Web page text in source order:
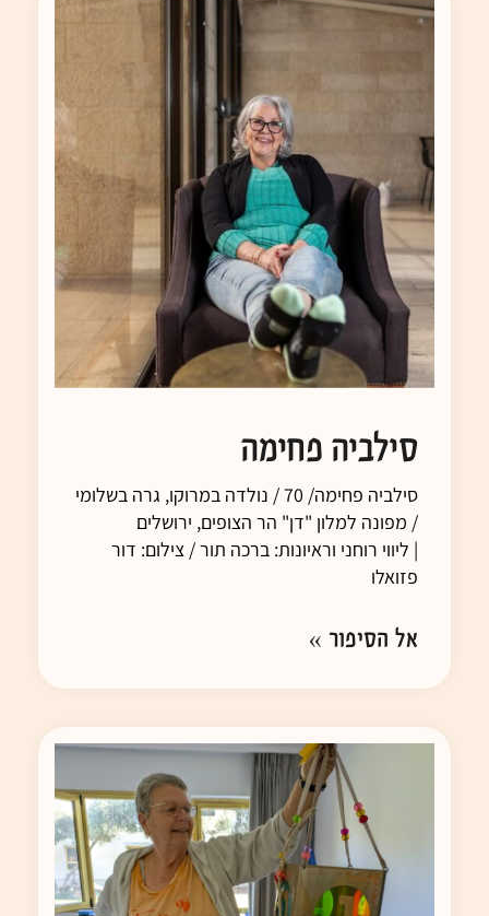
סילביה פחימה
סילביה פחימה/ 70 / נולדה במרוקו, גרה בשלומי
/ מפונה למלון "דן" הר הצופים, ירושלים
| ליווי רוחני וראיונות: ברכה תור / צילום: דור
פזואלו
אל הסיפור »